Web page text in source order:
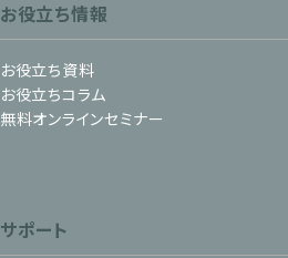
お役立ち情報
お役立ち資料
お役立ちコラム
無料オンラインセミナー
サポート